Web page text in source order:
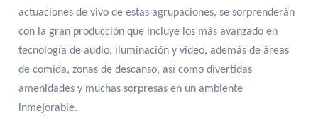
actuaciones de vivo de estas agrupaciones, se sorprenderán
con la gran producción que incluye los más avanzado en
tecnología de audio, iluminación y video, además de áreas
de comida, zonas de descanso, así como divertidas
amenidades y muchas sorpresas en un ambiente
inmejorable.